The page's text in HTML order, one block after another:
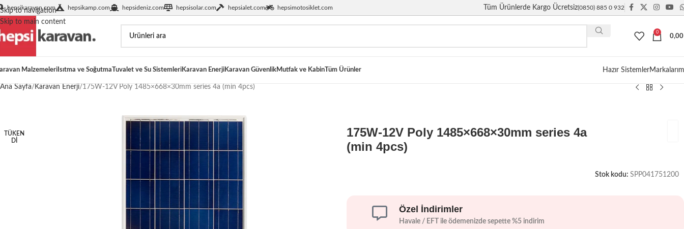
Skip to navigation
Skip to main content
hepsikaravan.com hepsikamp.com hepsideniz.com hepsisolar.com hepsialet.com hepsimotosiklet.com Tüm Ürünlerde Kargo Ücretsiz(0850) 885 0 932
0
Malzemeleri Isıtma ve SoğutmaTuvalet ve Su SistemleriKaravan EnerjiKaravan GüvenlikMutfak ve KabinTüm Ürünler Hazır Sistemler
Ana Sayfa Karavan Enerji 175W-12V Poly 1485×668×30mm series 4a (min 4pcs)
TÜKEN
DI
175W-12V Poly 1485×668×30mm series 4a
(min 4pcs)
Stok kodu: SPP041751200
Özel İndirimler
Havale / EFT ile ödemenizde sepette %5 indirim